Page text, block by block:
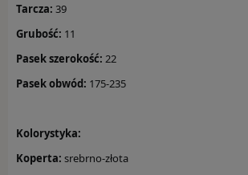
Tarcza: 39
Grubość: 11
Pasek szerokość: 22
Pasek obwód: 175-235
Kolorystyka:
Koperta: srebrno-złota